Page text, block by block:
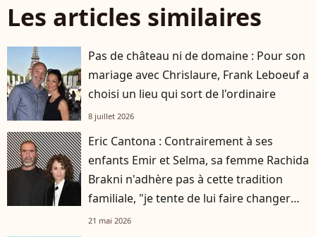
Les articles similaires
Pas de château ni de domaine : Pour son
mariage avec Chrislaure, Frank Leboeuf a
choisi un lieu qui sort de l'ordinaire
8 juillet 2026
Eric Cantona : Contrairement à ses
enfants Emir et Selma, sa femme Rachida
Brakni n'adhère pas à cette tradition
familiale, "je tente de lui faire changer
d'avis"
21 mai 2026